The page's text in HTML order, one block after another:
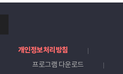
개인정보처리방침
프로그램 다운로드